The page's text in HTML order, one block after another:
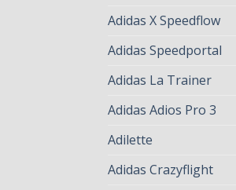
Adidas X Speedflow
Adidas Speedportal
Adidas La Trainer
Adidas Adios Pro 3
Adilette
Adidas Crazyflight